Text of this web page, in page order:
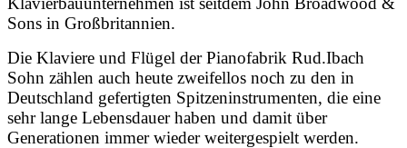
Sons in Großbritannien.
Die Klaviere und Flügel der Pianofabrik Rud.Ibach
Sohn zählen auch heute zweifellos noch zu den in
Deutschland gefertigten Spitzeninstrumenten, die eine
sehr lange Lebensdauer haben und damit über
Generationen immer wieder weitergespielt werden.